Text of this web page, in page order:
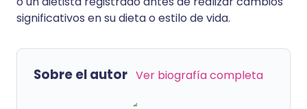
significativos en su dieta o estilo de vida.
Sobre el autor Ver biografía completa